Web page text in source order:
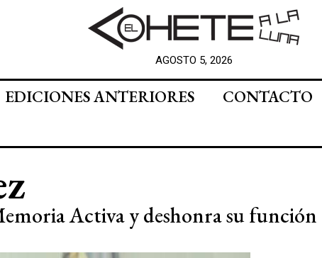
AGOSTO 5, 2026
EDICIONES ANTERIORES
CONTACTO
Activa y deshonra su función